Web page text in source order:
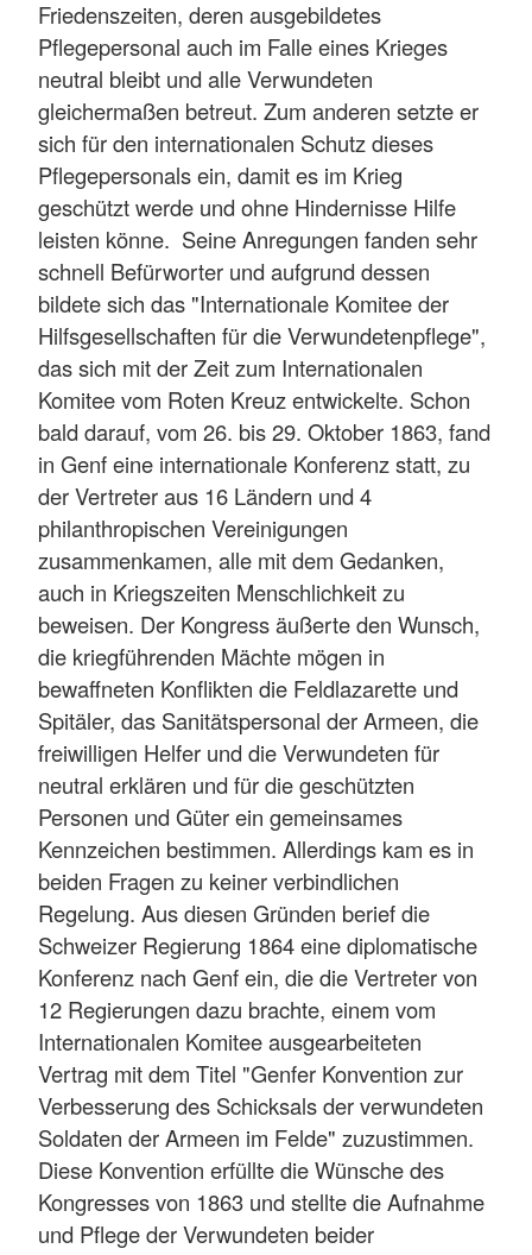
Friedenszeiten, deren ausgebildetes
Pflegepersonal auch im Falle eines Krieges
neutral bleibt und alle Verwundeten
gleichermaßen betreut. Zum anderen setzte er
sich für den internationalen Schutz dieses
Pflegepersonals ein, damit es im Krieg
geschützt werde und ohne Hindernisse Hilfe
leisten könne. Seine Anregungen fanden sehr
schnell Befürworter und aufgrund dessen
bildete sich das "Internationale Komitee der
Hilfsgesellschaften für die Verwundetenpflege",
das sich mit der Zeit zum Internationalen
Komitee vom Roten Kreuz entwickelte. Schon
bald darauf, vom 26. bis 29. Oktober 1863, fand
in Genf eine internationale Konferenz statt, zu
der Vertreter aus 16 Ländern und 4
philanthropischen Vereinigungen
zusammenkamen, alle mit dem Gedanken,
auch in Kriegszeiten Menschlichkeit zu
beweisen. Der Kongress äußerte den Wunsch,
die kriegführenden Mächte mögen in
bewaffneten Konflikten die Feldlazarette und
Spitäler, das Sanitätspersonal der Armeen, die
freiwilligen Helfer und die Verwundeten für
neutral erklären und für die geschützten
Personen und Güter ein gemeinsames
Kennzeichen bestimmen. Allerdings kam es in
beiden Fragen zu keiner verbindlichen
Regelung. Aus diesen Gründen berief die
Schweizer Regierung 1864 eine diplomatische
Konferenz nach Genf ein, die die Vertreter von
12 Regierungen dazu brachte, einem vom
Internationalen Komitee ausgearbeiteten
Vertrag mit dem Titel "Genfer Konvention zur
Verbesserung des Schicksals der verwundeten
Soldaten der Armeen im Felde" zuzustimmen.
Diese Konvention erfüllte die Wünsche des
Kongresses von 1863 und stellte die Aufnahme
und Pflege der Verwundeten beider